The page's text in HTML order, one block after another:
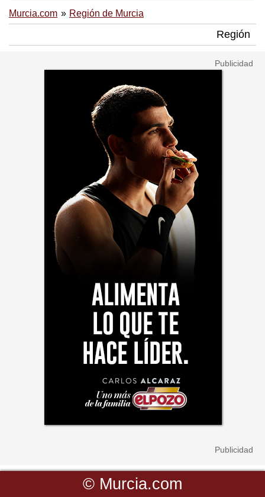
Murcia.com Región de Murcia
Región
© Murcia.com